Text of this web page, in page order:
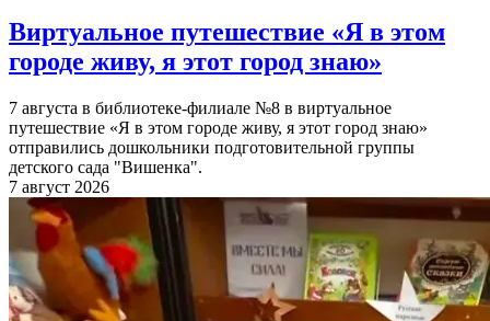
Виртуальное путешествие «Я в этом
городе живу, я этот город знаю»
7 августа в библиотеке-филиале №8 в виртуальное
путешествие «Я в этом городе живу, я этот город знаю»
отправились дошкольники подготовительной группы
детского сада "Вишенка".
7 август 2026